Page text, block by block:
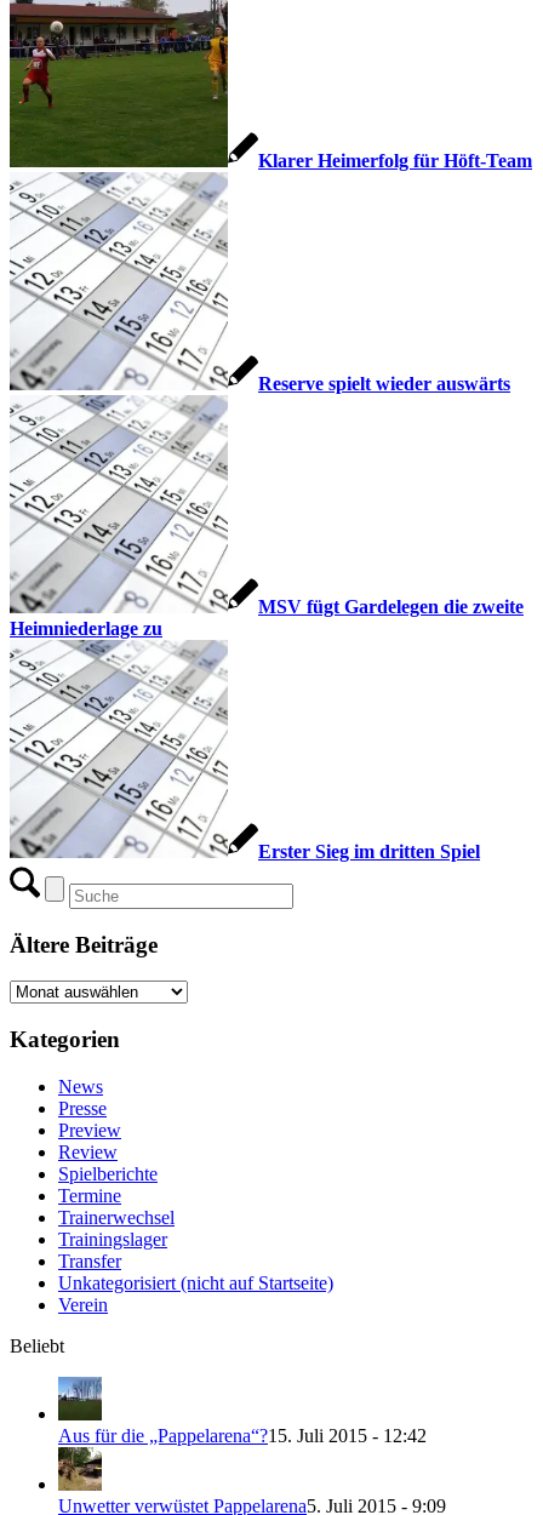
Klarer Heimerfolg für Höft-Team
Reserve spielt wieder auswärts
MSV fügt Gardelegen die zweite
Heimniederlage zu
Erster Sieg im dritten Spiel
Ältere Beiträge
Ältere
Kategorien
News
Presse
Preview
Review
Spielberichte
Termine
Trainerwechsel
Trainingslager
Transfer
Unkategorisiert (nicht auf Startseite)
Verein
Beliebt
Aus für die „Pappelarena“?15. Juli 2015 - 12:42
Unwetter verwüstet Pappelarena5. Juli 2015 - 9:09